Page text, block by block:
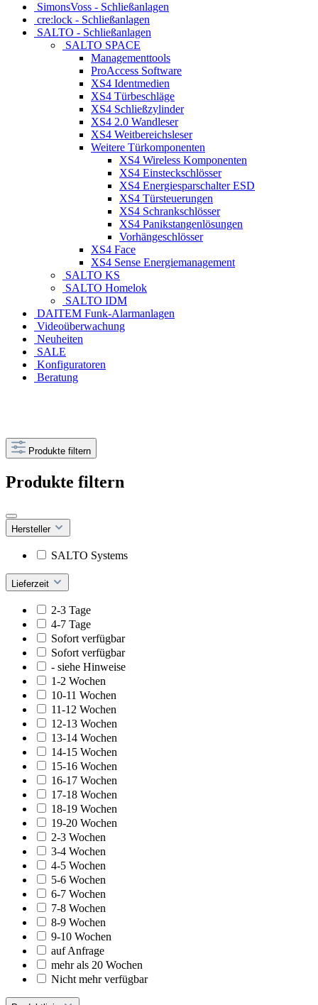
SimonsVoss - Schließanlagen
cre:lock - Schließanlagen
SALTO - Schließanlagen
SALTO SPACE
Managementtools
ProAccess Software
XS4 Identmedien
XS4 Türbeschläge
XS4 Schließzylinder
XS4 2.0 Wandleser
XS4 Weitbereichsleser
Weitere Türkomponenten
XS4 Wireless Komponenten
XS4 Einsteckschlösser
XS4 Energiesparschalter ESD
XS4 Türsteuerungen
XS4 Schrankschlösser
XS4 Panikstangenlösungen
Vorhängeschlösser
XS4 Face
XS4 Sense Energiemanagement
SALTO KS
SALTO Homelok
SALTO IDM
DAITEM Funk-Alarmanlagen
Videoüberwachung
Neuheiten
SALE
Konfiguratoren
Beratung
Produkte filtern
Produkte filtern
Hersteller
SALTO Systems
Lieferzeit
2-3 Tage
4-7 Tage
Sofort verfügbar
Sofort verfügbar
- siehe Hinweise
1-2 Wochen
10-11 Wochen
11-12 Wochen
12-13 Wochen
13-14 Wochen
14-15 Wochen
15-16 Wochen
16-17 Wochen
17-18 Wochen
18-19 Wochen
19-20 Wochen
2-3 Wochen
3-4 Wochen
4-5 Wochen
5-6 Wochen
6-7 Wochen
7-8 Wochen
8-9 Wochen
9-10 Wochen
auf Anfrage
mehr als 20 Wochen
Nicht mehr verfügbar